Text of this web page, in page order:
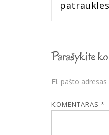
įrašų
Parašykite
El. pašto
KOMENTARAS *